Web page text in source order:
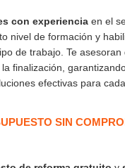
con experienciaen el
nivel de formación y
de trabajo. Te asesoran
finalización,
efectivas para
SIN